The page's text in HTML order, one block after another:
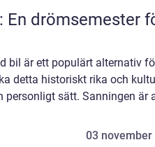
En drömsemester
bil är ett populärt alternativ
detta historiskt rika och
personligt sätt. Sanningen är
03 november